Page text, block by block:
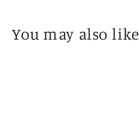
You may also like